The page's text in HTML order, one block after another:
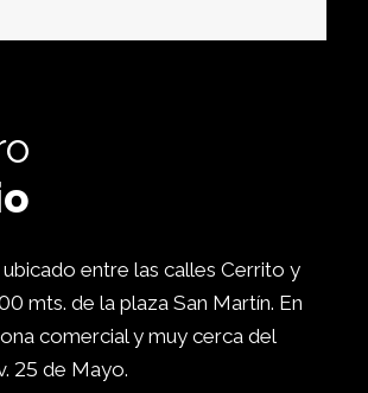
entre las calles Cerrito y
mts. de la plaza San Martín. En
comercial y muy cerca del
25 de Mayo.